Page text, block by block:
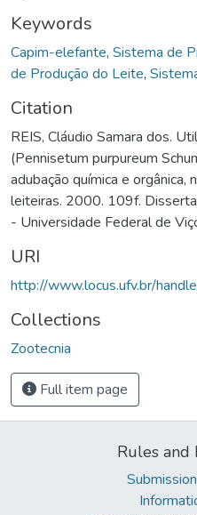
Keywords
Capim-elefante, Sistema de
de Produção do Leite,
Citation
REIS, Cláudio Samara dos.
(Pennisetum purpureum
adubação química e orgânica,
leiteiras. 2000. 109f.
- Universidade Federal de
URI
http://www.locus.ufv.br/
Collections
Zootecnia
Full item page
Rules and